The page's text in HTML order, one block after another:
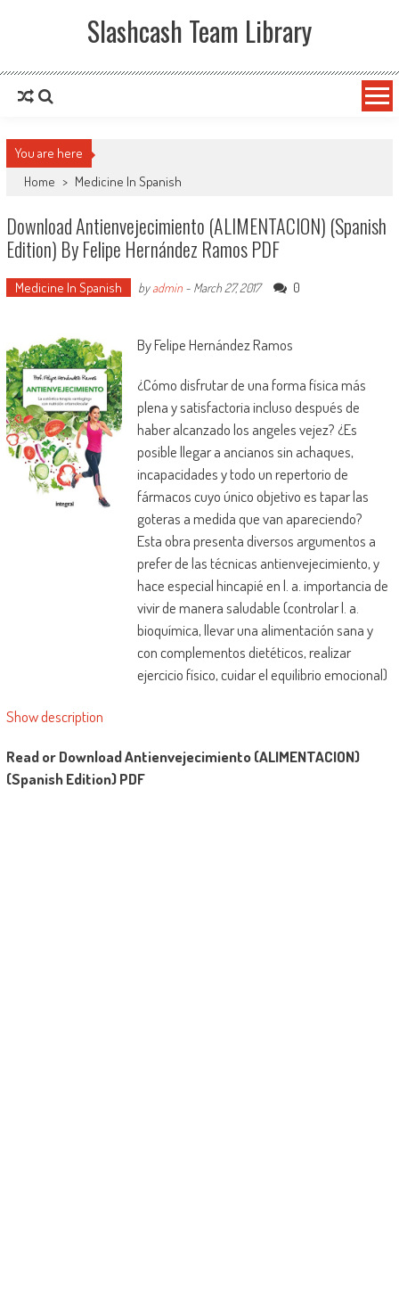
Slashcash Team Library
You are here
Home > Medicine In Spanish
Download Antienvejecimiento (ALIMENTACION) (Spanish
Edition) By Felipe Hernández Ramos PDF
Medicine In Spanish byadmin- March 27, 2017 0
By Felipe Hernández Ramos
¿Cómo disfrutar de una forma física más
plena y satisfactoria incluso después de
haber alcanzado los angeles vejez? ¿Es
posible llegar a ancianos sin achaques,
incapacidades y todo un repertorio de
fármacos cuyo único objetivo es tapar las
goteras a medida que van apareciendo?
Esta obra presenta diversos argumentos a
prefer de las técnicas antienvejecimiento, y
hace especial hincapié en l. a. importancia de
vivir de manera saludable (controlar l. a.
bioquímica, llevar una alimentación sana y
con complementos dietéticos, realizar
ejercicio físico, cuidar el equilibrio emocional)
especialidades impide comprender l. a.
problemática de conjunto de las
Show description
Read or Download Antienvejecimiento (ALIMENTACION)
(Spanish Edition) PDF